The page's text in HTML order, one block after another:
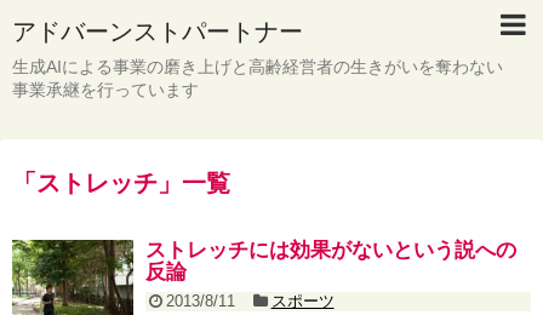
アドバーンストパートナー
生成AIによる事業の磨き上げと高齢経営者の生きがいを奪わない
事業承継を行っています
「 ストレッチ 」 一覧
ストレッチには効果がないという説への
反論
2013/8/11
スポーツ